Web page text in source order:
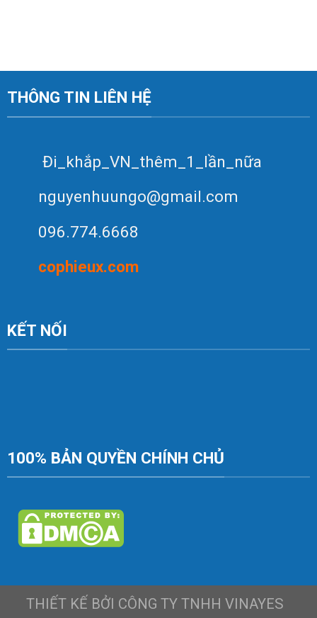
THÔNG TIN LIÊN HỆ
Đi_khắp_VN_thêm_1_lần_nữa
nguyenhuungo@gmail.com
096.774.6668
cophieux.com
KẾT NỐI
100% BẢN QUYỀN CHÍNH CHỦ
THIẾT KẾ BỞI CÔNG TY TNHH VINAYES